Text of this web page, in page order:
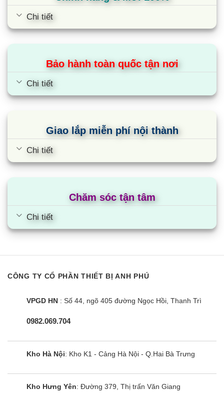
hãng, nguyên tem mác
Điện Máy Siêu Rẻ hoạt động với phương châm: “tạo ra địa chỉ
mua hàng tin cậy cho mọi khách hàng”
Chi tiết
Bảo hành toàn quốc tận nơi
Chi tiết
Giao lắp miễn phí nội thành
Chi tiết
Chăm sóc tận tâm
Chi tiết
CÔNG TY CỔ PHẦN THIẾT BỊ ANH PHÚ
VPGD HN : Số 44, ngõ 405 đường Ngọc Hồi, Thanh Trì
0982.069.704
Kho Hà Nội: Kho K1 - Cảng Hà Nội - Q.Hai Bà Trưng
Kho Hưng Yên: Đường 379, Thị trấn Văn Giang